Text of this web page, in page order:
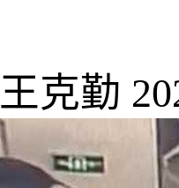
王克勤